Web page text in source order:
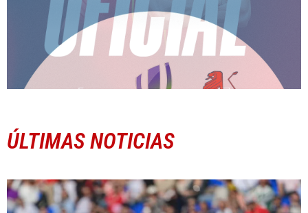
ÚLTIMAS NOTICIAS